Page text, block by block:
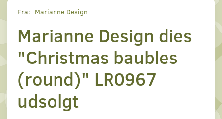
Fra: Marianne Design
Marianne Design dies
"Christmas baubles
(round)" LR0967
udsolgt